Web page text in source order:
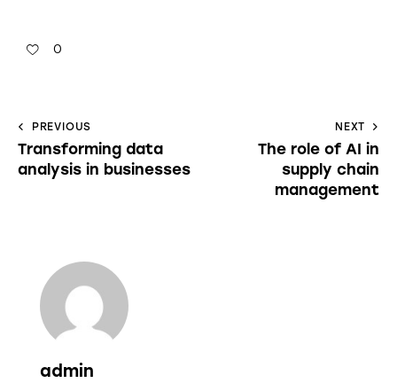
0
PREVIOUS
Transforming data
analysis in businesses
NEXT
The role of AI in
supply chain
management
admin